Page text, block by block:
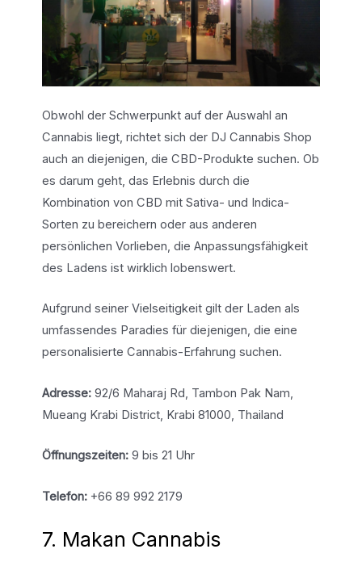
Obwohl der Schwerpunkt auf der Auswahl an
Cannabis liegt, richtet sich der DJ Cannabis Shop
auch an diejenigen, die CBD-Produkte suchen. Ob
es darum geht, das Erlebnis durch die
Kombination von CBD mit Sativa- und Indica-
Sorten zu bereichern oder aus anderen
persönlichen Vorlieben, die Anpassungsfähigkeit
des Ladens ist wirklich lobenswert.
Aufgrund seiner Vielseitigkeit gilt der Laden als
umfassendes Paradies für diejenigen, die eine
personalisierte Cannabis-Erfahrung suchen.
Adresse:92/6 Maharaj Rd, Tambon Pak Nam,
Mueang Krabi District, Krabi 81000, Thailand
Öffnungszeiten:9 bis 21 Uhr
Telefon:+66 89 992 2179
7. Makan Cannabis